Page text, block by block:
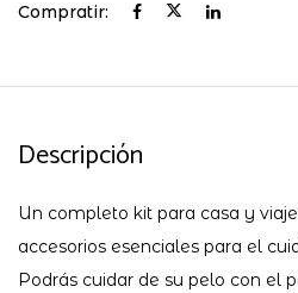
Compratir:
Descripción
Un completo kit para casa y
accesorios esenciales para el
Podrás cuidar de su pelo con el